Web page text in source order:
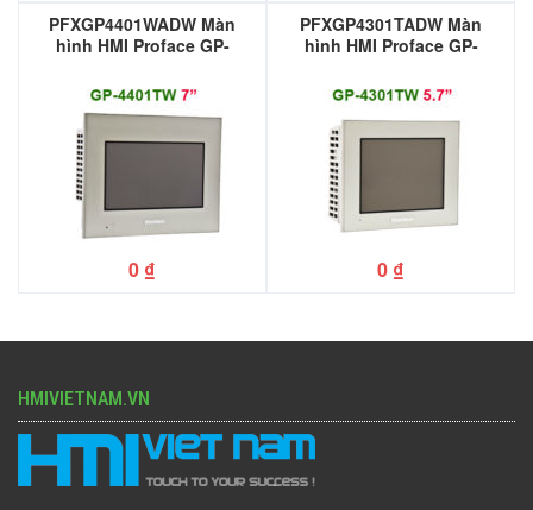
PFXGP4401WADW Màn
hình HMI Proface GP-
0 ₫
PFXGP4301TADW Màn
hình HMI Proface GP-
0 ₫
HMIVIETNAM.VN